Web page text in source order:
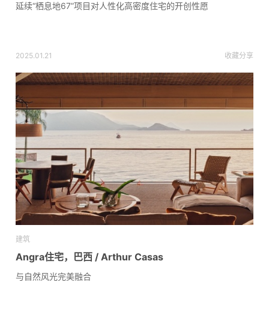
延续“栖息地67”项目对人性化高密度住宅的开创性愿
2025.01.21 收藏分享
建筑
Angra住宅，巴西 / Arthur Casas
与自然风光完美融合